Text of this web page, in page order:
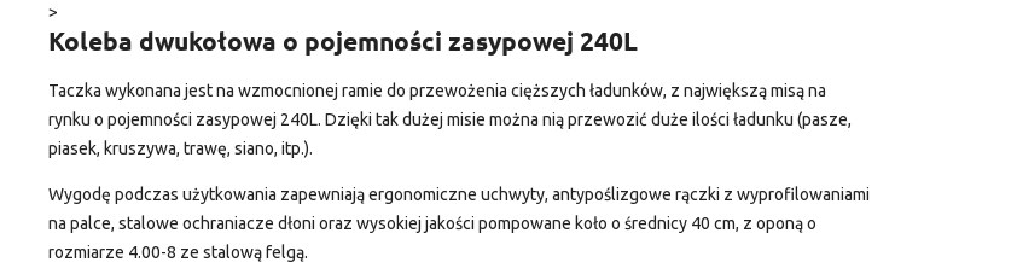
>
Koleba dwukołowa o pojemności zasypowej 240L
Taczka wykonana jest na wzmocnionej ramie do przewożenia cięższych ładunków, z największą misą na
rynku o pojemności zasypowej 240L. Dzięki tak dużej misie można nią przewozić duże ilości ładunku (pasze,
piasek, kruszywa, trawę, siano, itp.).
Wygodę podczas użytkowania zapewniają ergonomiczne uchwyty, antypoślizgowe rączki z wyprofilowaniami
na palce, stalowe ochraniacze dłoni oraz wysokiej jakości pompowane koło o średnicy 40 cm, z oponą o
rozmiarze 4.00-8 ze stalową felgą.